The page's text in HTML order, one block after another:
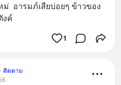
อารมภ์เสียบ่อยๆ ข้าวของ
งค์
1
ติดตาม